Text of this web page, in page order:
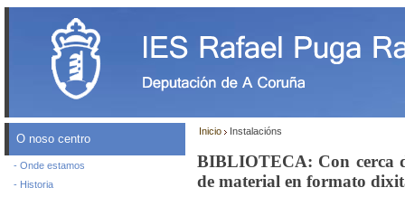
O noso centro
- Onde estamos
- Historia
Inicio Instalacións
BIBLIOTECA: Con cerca
de material en formato